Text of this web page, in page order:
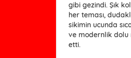
gibi gezindi. Şık
her teması,
sikimin ucunda
ve modernlik dolu
etti.